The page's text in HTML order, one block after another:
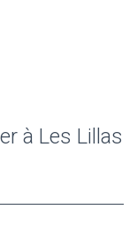
à Les Lillas